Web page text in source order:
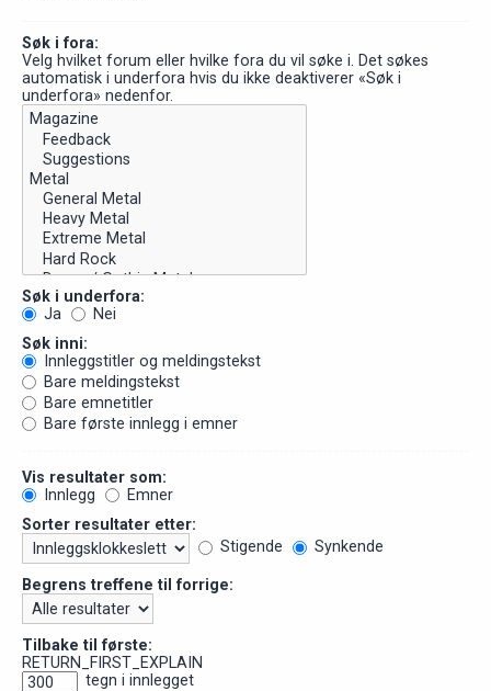
Søk i fora:
Velg hvilket forum eller hvilke fora du vil søke i. Det søkes
automatisk i underfora hvis du ikke deaktiverer «Søk i
underfora» nedenfor.
Søk i underfora:
Ja
Nei
Søk inni:
Innleggstitler og meldingstekst
Bare meldingstekst
Bare emnetitler
Bare første innlegg i emner
Vis resultater som:
Innlegg
Emner
Sorter resultater etter:
Stigende
Synkende
Begrens treffene til forrige:
Tilbake til første:
RETURN_FIRST_EXPLAIN
tegn i innlegget